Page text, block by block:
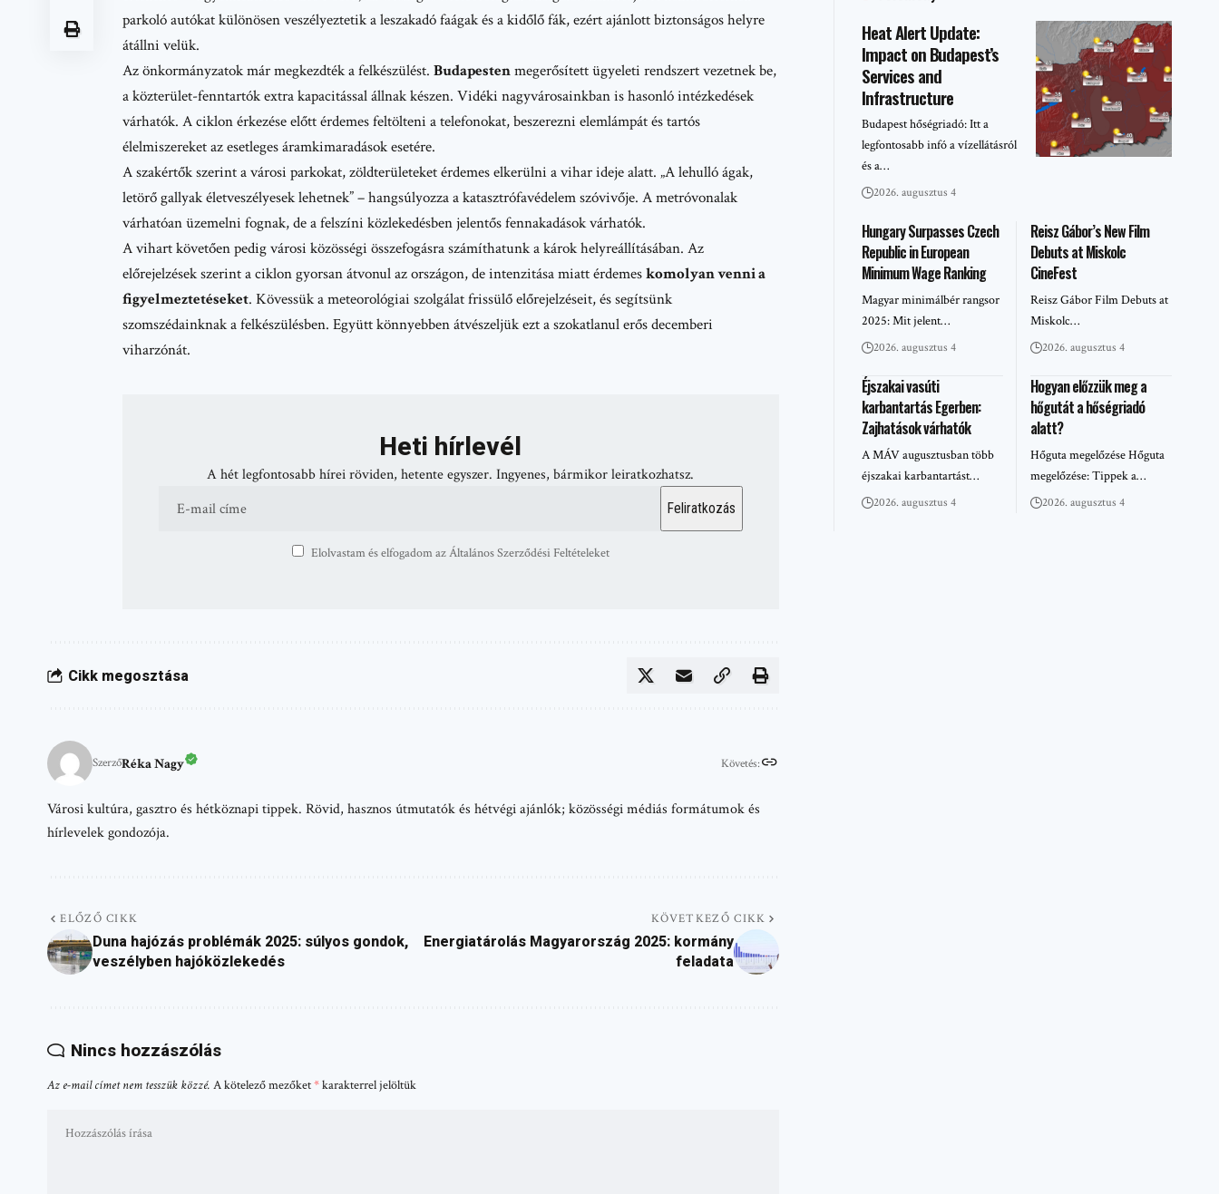
parkoló autókat különösen veszélyeztetik a leszakadó faágak és a kidőlő fák, ezért ajánlott biztonságos helyre
átállni velük.
Az önkormányzatok már megkezdték a felkészülést. Budapestenmegerősített ügyeleti rendszert vezetnek be,
a közterület-fenntartók extra kapacitással állnak készen. Vidéki nagyvárosainkban is hasonló intézkedések
várhatók. A ciklon érkezése előtt érdemes feltölteni a telefonokat, beszerezni elemlámpát és tartós
élelmiszereket az esetleges áramkimaradások esetére.
A szakértők szerint a városi parkokat, zöldterületeket érdemes elkerülni a vihar ideje alatt. „A lehulló ágak,
letörő gallyak életveszélyesek lehetnek” – hangsúlyozza akatasztrófavédelemszóvivője. A metróvonalak
várhatóan üzemelni fognak, de a felszíni közlekedésben jelentős fennakadások várhatók.
A vihart követően pedig városi közösségi összefogásra számíthatunk a károk helyreállításában. Az
előrejelzések szerint a ciklon gyorsan átvonul az országon, de intenzitása miatt érdemeskomolyan venni a
figyelmeztetéseket. Kövessük a meteorológiai szolgálat frissülő előrejelzéseit, és segítsünk
szomszédainknak a felkészülésben. Együtt könnyebben átvészeljük ezt a szokatlanul erős decemberi
viharzónát.
Heti hírlevél
A hét legfontosabb hírei röviden, hetente egyszer. Ingyenes, bármikor leiratkozhatsz.
Elolvastam és elfogadom az Általános Szerződési Feltételeket
Cikk megosztása
SzerzőRéka Nagy Követés:
Városi kultúra, gasztro és hétköznapi tippek. Rövid, hasznos útmutatók és hétvégi ajánlók; közösségi médiás formátumok és
hírlevelek gondozója.
ELŐZŐ CIKK
Duna hajózás problémák 2025: súlyos gondok,
veszélyben hajóközlekedés
KÖVETKEZŐ CIKK
Energiatárolás Magyarország 2025: kormány
feladata
Nincs hozzászólás
Az e-mail címet nem tesszük közzé. A kötelező mezőket*karakterrel jelöltük
Heat Alert Update:
Impact on Budapest’s
Services and
Infrastructure
Budapest hőségriadó: Itt a
legfontosabb infó a vízellátásról
és a…
2026. augusztus 4
Hungary Surpasses Czech
Republic in European
Minimum Wage Ranking
Magyar minimálbér rangsor
2025: Mit jelent…
2026. augusztus 4
Reisz Gábor’s New Film
Debuts at Miskolc
CineFest
Reisz Gábor Film Debuts at
Miskolc…
2026. augusztus 4
Éjszakai vasúti
karbantartás Egerben:
Zajhatások várhatók
A MÁV augusztusban több
éjszakai karbantartást…
2026. augusztus 4
Hogyan előzzük meg a
hőgutát a hőségriadó
alatt?
Hőguta megelőzése Hőguta
megelőzése: Tippek a…
2026. augusztus 4